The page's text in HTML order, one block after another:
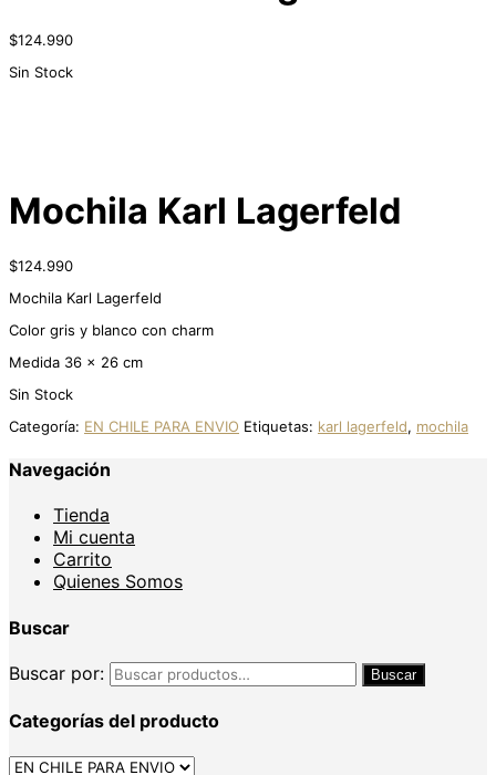
$124.990
Sin Stock
Mochila Karl Lagerfeld
$124.990
Mochila Karl Lagerfeld
Color gris y blanco con charm
Medida 36 x 26 cm
Sin Stock
Categoría: EN CHILE PARA ENVIO Etiquetas: karl lagerfeld, mochila
Navegación
Tienda
Mi cuenta
Carrito
Quienes Somos
Buscar
Buscar por: Buscar
Categorías del producto